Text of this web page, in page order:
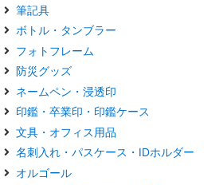
筆記具
ボトル・タンブラー
フォトフレーム
防災グッズ
ネームペン・浸透印
印鑑・卒業印・印鑑ケース
文具・オフィス用品
名刺入れ・パスケース・IDホルダー
オルゴール